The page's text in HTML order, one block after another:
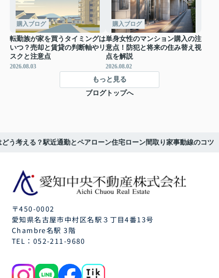
購入ブログ
転勤族が家を買うタイミングは
いつ？売却と賃貸の判断軸やリ
スクと注意点
2026.08.03
購入ブログ
単身女性のマンション購入の注
意点！防犯と将来の住み替え視
点を解説
2026.08.02
もっと見る
ブログトップへ
う考える？駅近通勤とペアローン住宅ローン間取り家事動線のコツ
〒450-0002
愛知県名古屋市中村区名駅３丁目4番13号
Chambre名駅 3階
TEL： 052-211-9680